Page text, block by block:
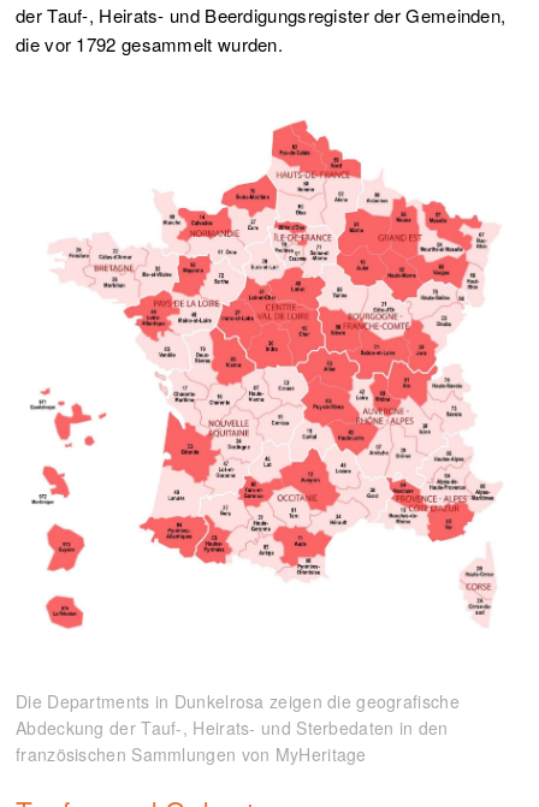
der Tauf-, Heirats- und Beerdigungsregister der Gemeinden,
die vor 1792 gesammelt wurden.
Die Departments in Dunkelrosa zeigen die geografische
Abdeckung der Tauf-, Heirats- und Sterbedaten in den
französischen Sammlungen von MyHeritage